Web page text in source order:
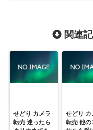
関連
せどり カメラ
転売 迷ったら
せどり カ
転売 他の